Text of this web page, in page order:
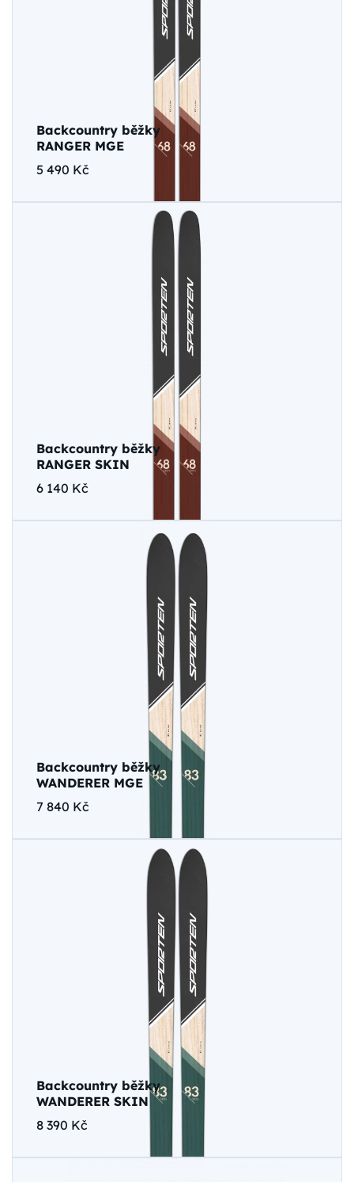
Backcountry běžky
RANGER MGE
5 490 Kč
Backcountry běžky
RANGER SKIN
6 140 Kč
Backcountry běžky
WANDERER MGE
7 840 Kč
Backcountry běžky
WANDERER SKIN
8 390 Kč